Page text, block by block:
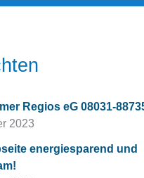
Regios eG 08031-
2023
energiesparend und